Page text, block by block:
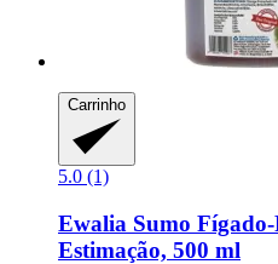
Carrinho
5.0 (1)
Ewalia Sumo
Estimação, 500 ml